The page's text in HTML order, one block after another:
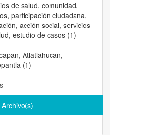
de salud, comunidad,
participación ciudadana,
acción social, servicios
estudio de casos (1)
Atlatlahucan,
(1)